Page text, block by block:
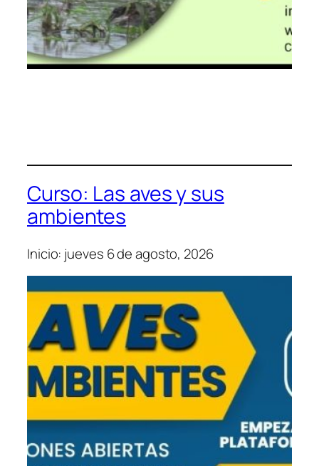
Curso: Las aves y sus
ambientes
Inicio: jueves 6 de agosto, 2026